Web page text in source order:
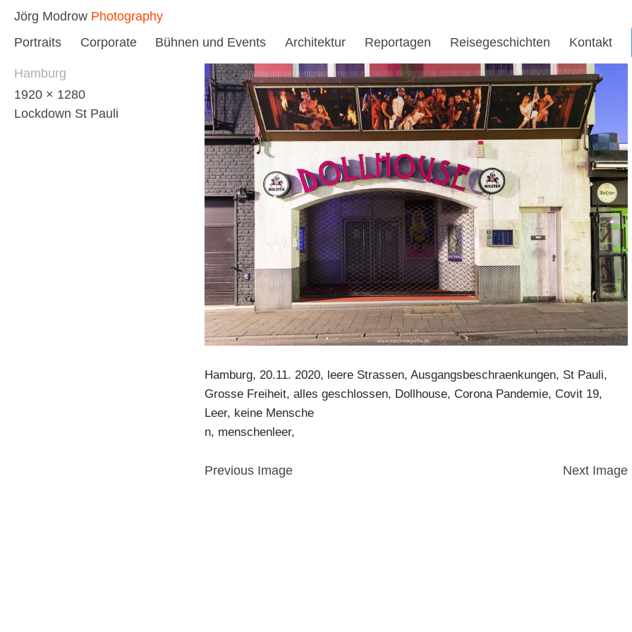
Jörg Modrow Photography
Portraits Corporate Bühnen und Events Architektur Reportagen Reisegeschichten Kontakt
Hamburg
1920 × 1280
Lockdown St Pauli
Hamburg, 20.11. 2020, leere Strassen, Ausgangsbeschraenkungen, St Pauli,
Grosse Freiheit, alles geschlossen, Dollhouse, Corona Pandemie, Covit 19,
Leer, keine Mensche
n, menschenleer,
Previous Image Next Image